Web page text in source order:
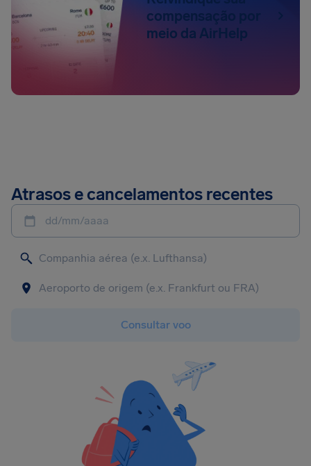
compensação por
meio da AirHelp
Atrasos e cancelamentos recentes
dd/mm/aaaa
Consultar voo